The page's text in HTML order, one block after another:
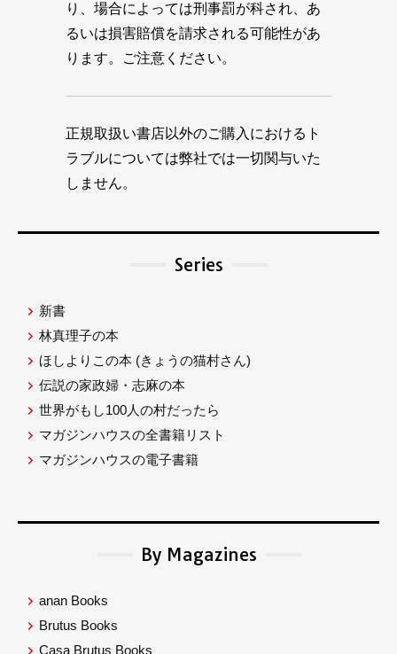
り、場合によっては刑事罰が科され、あ
るいは損害賠償を請求される可能性があ
ります。ご注意ください。
正規取扱い書店以外のご購入におけるト
ラブルについては弊社では一切関与いた
しません。
Series
新書
林真理子の本
ほしよりこの本 (きょうの猫村さん)
伝説の家政婦・志麻の本
世界がもし100人の村だったら
マガジンハウスの全書籍リスト
マガジンハウスの電子書籍
By Magazines
anan Books
Brutus Books
Casa Brutus Books